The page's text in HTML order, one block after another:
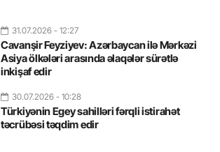
31.07.2026 - 12:27
Cavanşir Feyziyev: Azərbaycan ilə Mərkəzi
Asiya ölkələri arasında əlaqələr sürətlə
inkişaf edir
30.07.2026 - 10:28
Türkiyənin Egey sahilləri fərqli istirahət
təcrübəsi təqdim edir